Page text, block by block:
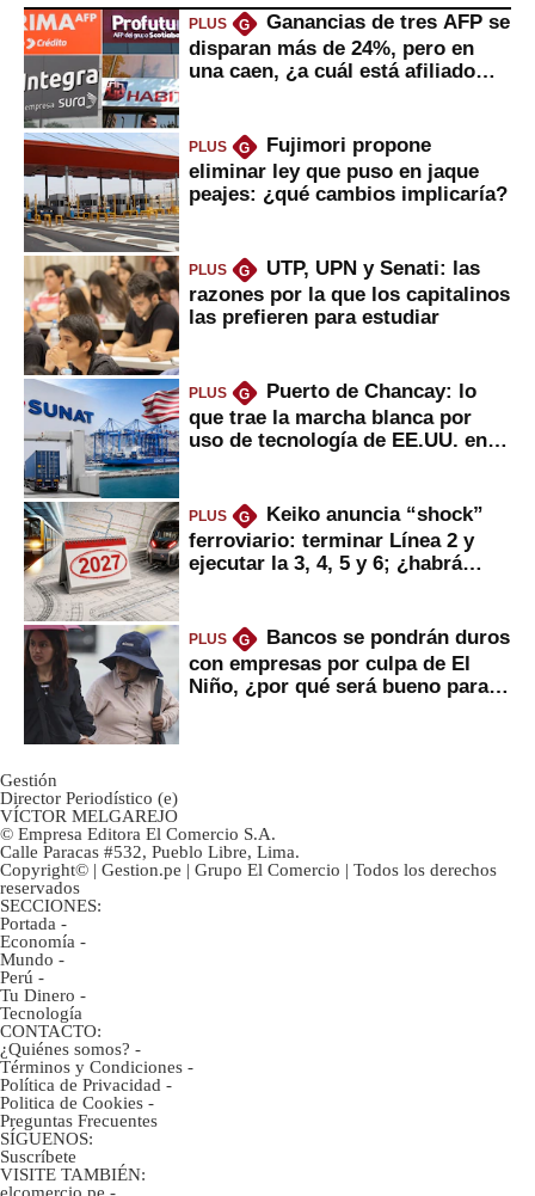
PLUS G
Ganancias de tres AFP se
disparan más de 24%, pero en
una caen, ¿a cuál está afiliado
PLUS G
Fujimori propone
eliminar ley que puso en jaque
peajes: ¿qué cambios implicaría?
PLUS G
UTP, UPN y Senati: las
razones por la que los capitalinos
las prefieren para estudiar
PLUS G
Puerto de Chancay: lo
que trae la marcha blanca por
uso de tecnología de EE.UU. en
PLUS G
Keiko anuncia “shock”
ferroviario: terminar Línea 2 y
ejecutar la 3, 4, 5 y 6; ¿habrá
PLUS G
Bancos se pondrán duros
con empresas por culpa de El
Niño, ¿por qué será bueno para
Gestión
Director Periodístico (e)
VÍCTOR MELGAREJO
© Empresa Editora El Comercio S.A.
Calle Paracas #532, Pueblo Libre, Lima.
Copyright© | Gestion.pe | Grupo El Comercio | Todos los derechos
reservados
SECCIONES:
Portada -
Economía -
Mundo -
Perú -
Tu Dinero -
Tecnología
CONTACTO:
¿Quiénes somos? -
Términos y Condiciones -
Política de Privacidad -
Politica de Cookies -
Preguntas Frecuentes
SÍGUENOS:
Suscríbete
VISITE TAMBIÉN: